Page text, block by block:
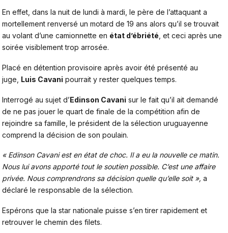
En effet, dans la nuit de lundi à mardi, le père de l’attaquant a
mortellement renversé un motard de 19 ans alors qu’il se trouvait
au volant d’une camionnette en état d’ébriété , et ceci après une
soirée visiblement trop arrosée.
Placé en détention provisoire après avoir été présenté au
juge, Luis Cavani pourrait y rester quelques temps.
Interrogé au sujet d’Edinson Cavani sur le fait qu’il ait demandé
de ne pas jouer le quart de finale de la compétition afin de
rejoindre sa famille, le président de la sélection uruguayenne
comprend la décision de son poulain.
« Edinson Cavani est en état de choc. Il a eu la nouvelle ce matin.
Nous lui avons apporté tout le soutien possible. C’est une affaire
privée. Nous comprendrons sa décision quelle qu’elle soit », a
déclaré le responsable de la sélection.
Espérons que la star nationale puisse s’en tirer rapidement et
retrouver le chemin des filets.